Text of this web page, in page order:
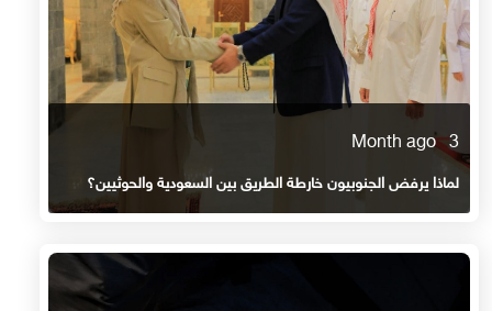
3 Month ago
لماذا يرفض الجنوبيون خارطة الطريق بين السعودية والحوثيين؟